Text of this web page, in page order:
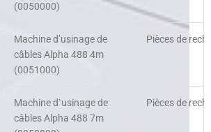
(0050000)
Machine d’usinage de
câbles Alpha 488 4m
(0051000)
Pièces de
Machine d`usinage de
câbles Alpha 488 7m
Pièces de